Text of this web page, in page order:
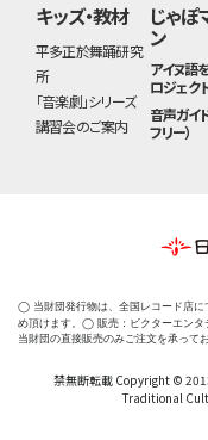
キッズ・教材
平多正於舞踊研究
所
「音楽劇」シリーズ
講習会のご案内
じゃぽ
ン
アイヌ語
ロジェク
音声ガイ
フリー）
◯ 当財団発行物は、全国レコード店に
め頂けます。◯ 販売：ビクターエン
当財団の直接販売のみご注文を承ってお
禁無断転載 Copyright ©
Traditional